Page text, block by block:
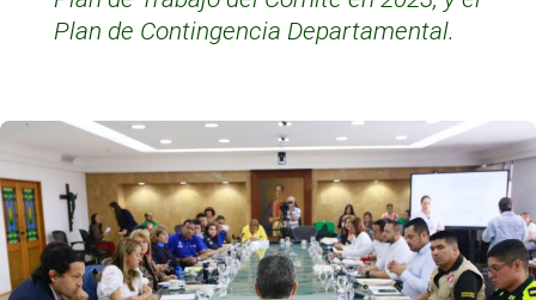
Plan de Contingencia Departamental.